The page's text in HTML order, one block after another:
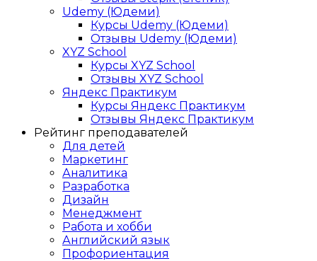
Udemy (Юдеми)
Курсы Udemy (Юдеми)
Отзывы Udemy (Юдеми)
XYZ School
Курсы XYZ School
Отзывы XYZ School
Яндекс Практикум
Курсы Яндекс Практикум
Отзывы Яндекс Практикум
Рейтинг преподавателей
Для детей
Маркетинг
Аналитика
Разработка
Дизайн
Менеджмент
Работа и хобби
Английский язык
Профориентация